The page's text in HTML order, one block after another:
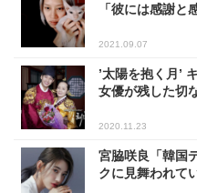
「彼には感謝と
2021.09.07
’太陽を抱く月’
女優が残した切
2020.11.23
宮脇咲良「韓国
クに見舞われて